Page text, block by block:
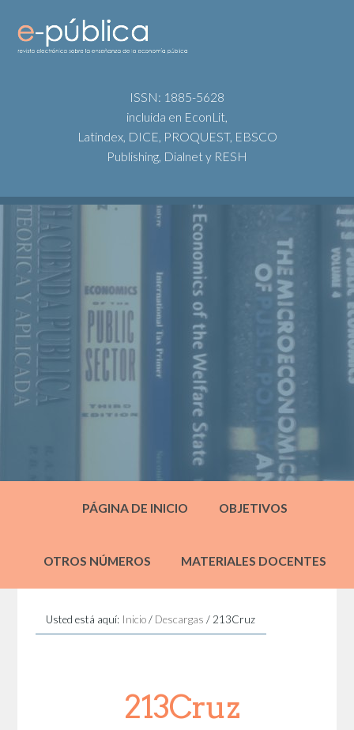
ISSN: 1885-5628
incluida en EconLit,
Latindex, DICE, PROQUEST, EBSCO
Publishing, Dialnet y RESH
PÁGINA DE INICIO OBJETIVOS
OTROS NÚMEROS MATERIALES DOCENTES
Usted está aquí: Inicio / Descargas / 213Cruz
213Cruz